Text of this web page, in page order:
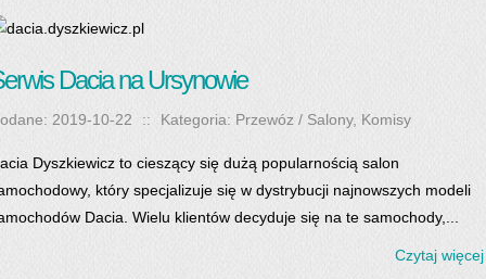
Dacia na Ursynowie
2019-10-22 :: Kategoria: Przewóz / Salony, Komisy
Dyszkiewicz to cieszący się dużą popularnością salon
który specjalizuje się w dystrybucji najnowszych modeli
Dacia. Wielu klientów decyduje się na te samochody,...
Czytaj